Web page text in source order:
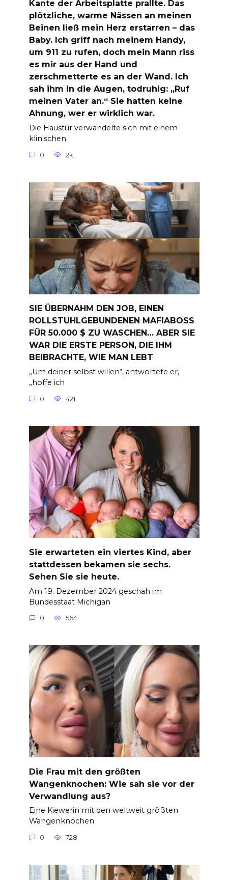
Kante der Arbeitsplatte prallte. Das
plötzliche, warme Nässen an meinen
Beinen ließ mein Herz erstarren – das
Baby. Ich griff nach meinem Handy,
um 911 zu rufen, doch mein Mann riss
es mir aus der Hand und
zerschmetterte es an der Wand. Ich
sah ihm in die Augen, todruhig: „Ruf
meinen Vater an.“ Sie hatten keine
Ahnung, wer er wirklich war.
Die Haustür verwandelte sich mit einem
klinischen
0 2k.
SIE ÜBERNAHM DEN JOB, EINEN
ROLLSTUHLGEBUNDENEN MAFIABOSS
FÜR 50.000 $ ZU WASCHEN… ABER SIE
WAR DIE ERSTE PERSON, DIE IHM
BEIBRACHTE, WIE MAN LEBT
„Um deiner selbst willen“, antwortete er,
„hoffe ich
0 421
Sie erwarteten ein viertes Kind, aber
stattdessen bekamen sie sechs.
Sehen Sie sie heute.
Am 19. Dezember 2024 geschah im
Bundesstaat Michigan
0 564
Die Frau mit den größten
Wangenknochen: Wie sah sie vor der
Verwandlung aus?
Eine Kiewerin mit den weltweit größten
Wangenknochen
0 728